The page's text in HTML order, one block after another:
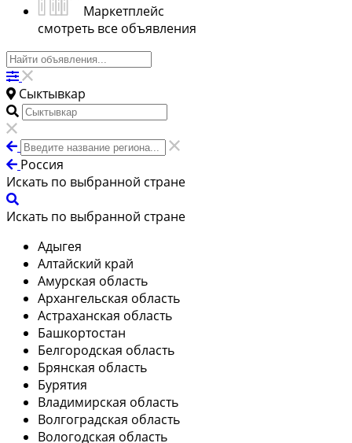
Маркетплейс
смотреть все объявления
Сыктывкар
Россия
Искать по выбранной стране
Искать по выбранной стране
Адыгея
Алтайский край
Амурская область
Архангельская область
Астраханская область
Башкортостан
Белгородская область
Брянская область
Бурятия
Владимирская область
Волгоградская область
Вологодская область